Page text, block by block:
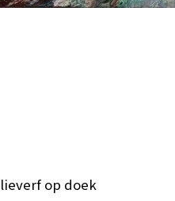
op doek